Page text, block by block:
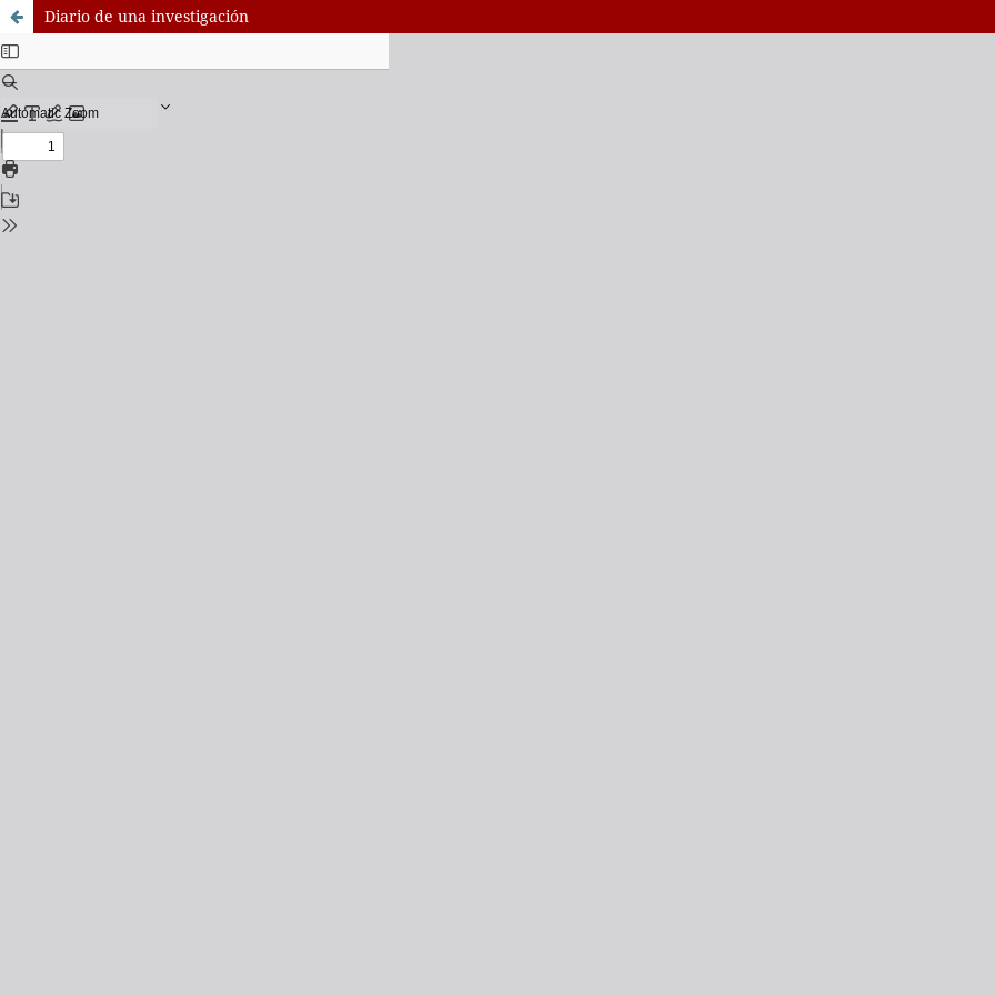
Diario de una investigación